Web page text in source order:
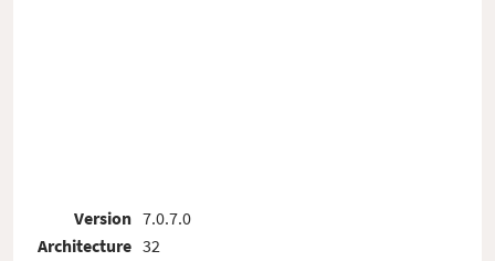
Version
Architecture
7.0.7.0
32